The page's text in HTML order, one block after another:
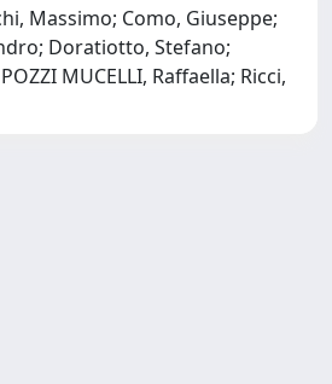
Massimo; Como, Giuseppe;
Doratiotto, Stefano;
MUCELLI, Raffaella; Ricci,